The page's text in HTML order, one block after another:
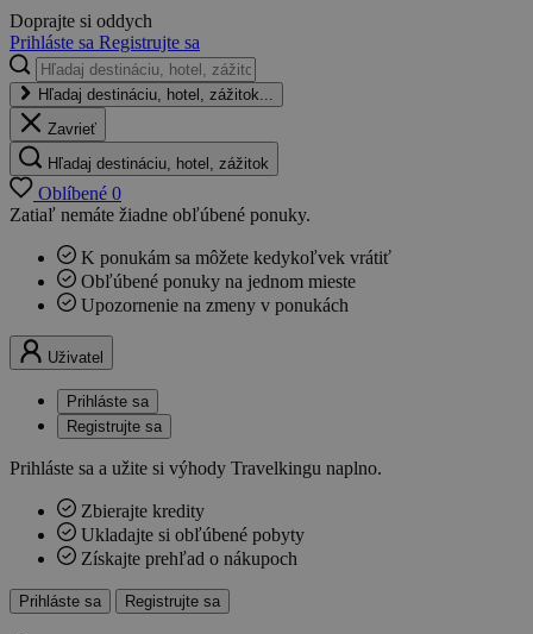
Doprajte si oddych
Prihláste sa Registrujte sa
Hľadaj destináciu, hotel, zážitok...
Zavrieť
Hľadaj destináciu, hotel, zážitok
Oblíbené 0
Zatiaľ nemáte žiadne obľúbené ponuky.
K ponukám sa môžete kedykoľvek vrátiť
Obľúbené ponuky na jednom mieste
Upozornenie na zmeny v ponukách
Uživatel
Prihláste sa
Registrujte sa
Prihláste sa a užite si výhody Travelkingu naplno.
Zbierajte kredity
Ukladajte si obľúbené pobyty
Získajte prehľad o nákupoch
Prihláste sa Registrujte sa